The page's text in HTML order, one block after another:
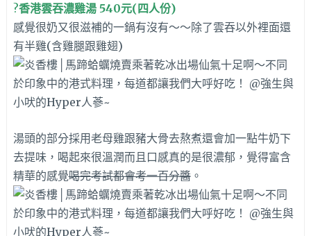
?香港雲吞濃雞湯 540元(四人份)
感覺很奶又很滋補的一鍋有沒有～～除了雲吞以外裡面還
有半雞(含雞腿跟雞翅)
湯頭的部分採用老母雞跟豬大骨去熬煮還會加一點牛奶下
去提味， 喝起來很溫潤而且口感真的是很濃郁，覺得富含
精華的感覺喝完考試都會考一百分醬。